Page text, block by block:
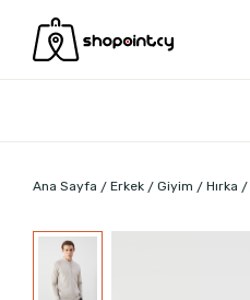
Ana Sayfa Erkek Giyim Hırka